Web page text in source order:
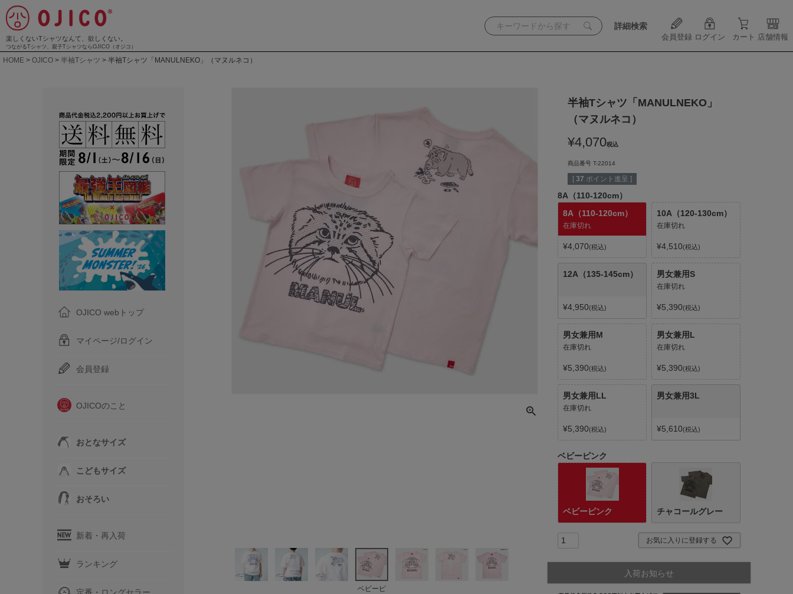
楽しくないTシャツなんて、欲しくない。
つながるTシャツ、親子TシャツならOJICO（オジコ）
詳細検索
会員登録 ログイン カート 店舗情報
HOME OJICO 半袖Tシャツ 半袖Tシャツ「MANULNEKO」（マヌルネコ）
OJICO webトップ
マイページ/ログイン
会員登録
OJICOのこと
おとなサイズ
こどもサイズ
おそろい
新着・再入荷
ランキング
ベビーピ
半袖Tシャツ「MANULNEKO」
（マヌルネコ）
¥4,070税込
商品番号 T-22014
[ 37 ポイント進呈 ]
8A（110-120cm）
8A（110-120cm）
在庫切れ
¥4,070 税込
10A（120-130cm）
在庫切れ
¥4,510 税込
12A（135-145cm）
¥4,950 税込
男女兼用S
在庫切れ
¥5,390 税込
男女兼用M
在庫切れ
¥5,390 税込
男女兼用L
在庫切れ
¥5,390 税込
男女兼用LL
在庫切れ
¥5,390 税込
男女兼用3L
¥5,610 税込
ベビーピンク
ベビーピンク チャコールグレー
お気に入りに登録する
入荷お知らせ